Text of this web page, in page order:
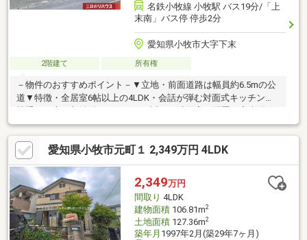
名鉄小牧線 小牧駅 バス19分/「上
末南」バス停 停歩2分
愛知県小牧市大字下末
2階建て 所有権
－物件のおすすめポイント－▼立地・前面道路は幅員約6.5mの公
道▼特徴・全居室6帖以上の4LDK・会話が弾む対面式キッチン、
に配慮・洗面室・浴室に窓有、自然換気可・リビングに隣接した
和室は、お子様の遊び場等に活用可・2部屋にまたがる幅の南西向
きベランダ・駐車スペース3台分有(車種による)▼周辺環境・デイ
リーヤマザキ小牧上末店 徒歩9分(約650m)・小牧市立陶小学校 徒
歩13分(約1010m)■ ご希望の住まい探しをお手伝いします
━━━━━・・・物件の詳細・ご相談はお気軽にお問い合わせく
ださい。
愛知県小牧市元町１ 2,349万円 4LDK
2,349万円
間取り 4LDK
建物面積106.81m2
土地面積127.36m2
築年月 1997年2月(築29年7ヶ月)